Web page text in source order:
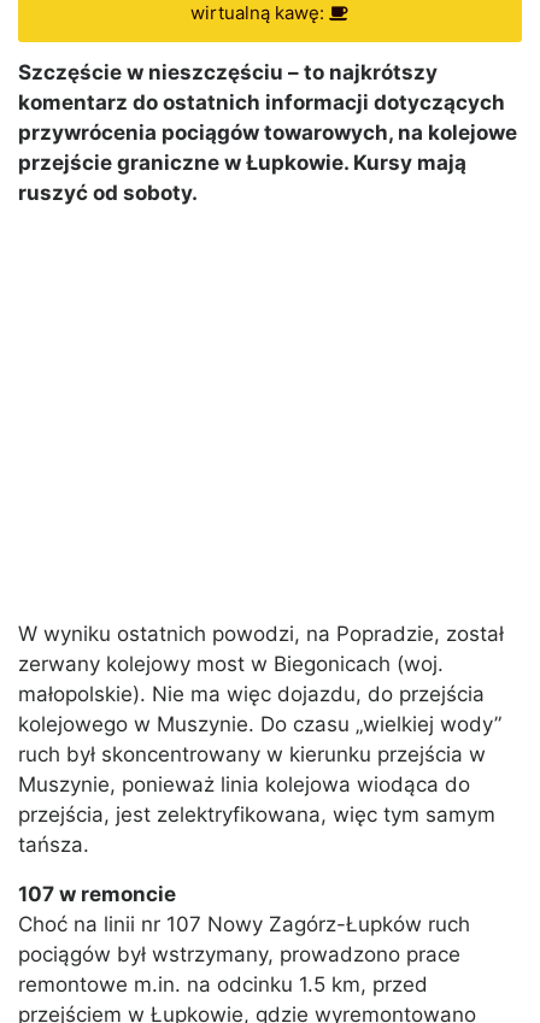
wirtualną kawę:
Szczęście w nieszczęściu – to najkrótszy
komentarz do ostatnich informacji dotyczących
przywrócenia pociągów towarowych, na kolejowe
przejście graniczne w Łupkowie. Kursy mają
ruszyć od soboty.
W wyniku ostatnich powodzi, na Popradzie, został
zerwany kolejowy most w Biegonicach (woj.
małopolskie). Nie ma więc dojazdu, do przejścia
kolejowego w Muszynie. Do czasu „wielkiej wody”
ruch był skoncentrowany w kierunku przejścia w
Muszynie, ponieważ linia kolejowa wiodąca do
przejścia, jest zelektryfikowana, więc tym samym
tańsza.
107 w remoncie
Choć na linii nr 107 Nowy Zagórz-Łupków ruch
pociągów był wstrzymany, prowadzono prace
remontowe m.in. na odcinku 1.5 km, przed
przejściem w Łupkowie, gdzie wyremontowano